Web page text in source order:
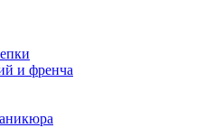
и френча